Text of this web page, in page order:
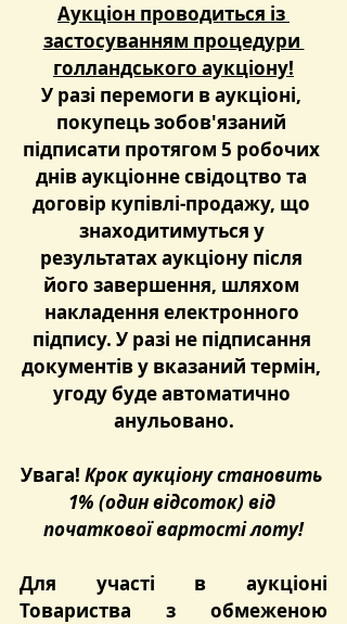
Аукціон проводиться із
застосуванням процедури
голландського аукціону!
У разі перемоги в аукціоні,
покупець зобов'язаний
підписати протягом 5 робочих
днів аукціонне свідоцтво та
договір купівлі-продажу, що
знаходитимуться у
результатах аукціону після
його завершення, шляхом
накладення електронного
підпису. У разі не підписання
документів у вказаний термін,
угоду буде автоматично
анульовано.
Увага! Крок аукціону становить
1% (один відсоток) від
початкової вартості лоту!
Для участі в аукціоні
Товариства з обмеженою